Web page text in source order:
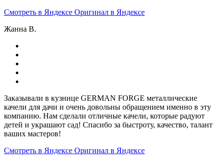
Смотреть в Яндексе Оригинал в Яндексе
Жанна В.
Заказывали в кузнице GERMAN FORGE металлические
качели для дачи и очень довольны обращением именно в эту
компанию. Нам сделали отличные качели, которые радуют
детей и украшают сад! Спасибо за быстроту, качество, талант
ваших мастеров!
Смотреть в Яндексе Оригинал в Яндексе